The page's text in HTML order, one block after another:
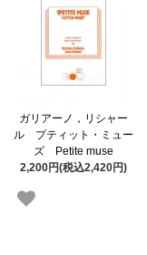
ガリアーノ，リシャー
ル プティット・ミュー
ズ Petite muse
2,200円(税込2,420円)